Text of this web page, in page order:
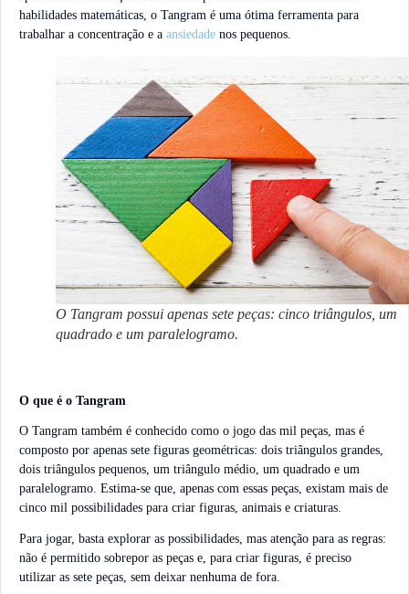
habilidades matemáticas, o Tangram é uma ótima ferramenta para
trabalhar a concentração e a ansiedade nos pequenos.
O Tangram possui apenas sete peças: cinco triângulos, um
quadrado e um paralelogramo.
O que é o Tangram
O Tangram também é conhecido como o jogo das mil peças, mas é
composto por apenas sete figuras geométricas: dois triângulos grandes,
dois triângulos pequenos, um triângulo médio, um quadrado e um
paralelogramo. Estima-se que, apenas com essas peças, existam mais de
cinco mil possibilidades para criar figuras, animais e criaturas.
Para jogar, basta explorar as possibilidades, mas atenção para as regras:
não é permitido sobrepor as peças e, para criar figuras, é preciso
utilizar as sete peças, sem deixar nenhuma de fora.